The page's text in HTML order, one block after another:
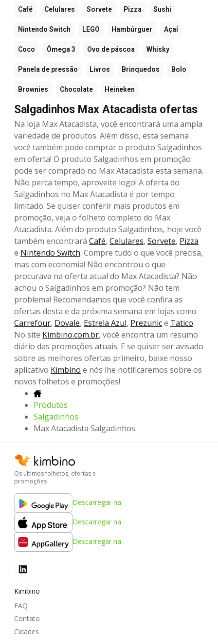
Café Celulares Sorvete Pizza Sushi
Nintendo Switch LEGO Hambúrguer Açaí
Coco Ômega 3 Ovo de páscoa Whisky
Panela de pressão Livros Brinquedos Bolo
Brownies Chocolate Heineken
Salgadinhos Max Atacadista ofertas
Na loja Max Atacadista, você encontrará uma ampla
variedade de produtos. Além disso, esta semana
você também pode comprar o produto Salgadinhos
em oferta! O produto Salgadinhos em promoção
pode ser comprado no Max Atacadista esta semana.
Não perca tempo, aproveite logo! A oferta do
Salgadinhos no Max Atacadista é por tempo
limitado. Se quiser conferir mais produtos em
promoção, veja o folheto completo do Max
Atacadista. Além do produto Salgadinhos, hoje você
também encontrará Café, Celulares, Sorvete, Pizza
e Nintendo Switch. Compre tudo o que você precisa,
mas com economia! Não encontrou o que
procurava na oferta atual do Max Atacadista? Não
achou o Salgadinhos em promoção? Não tem
problema! Recomendamos que você confira as
ofertas desta e da próxima semana em lojas como
Carrefour, Dovale, Estrela Azul, Prezunice Tatico.
No site Kimbino.com.br, você encontra um resumo
diário das promoções atuais. E se quiser ser avisado
sobre as melhores ofertas primeiro, baixe nosso
aplicativo Kimbino e nós lhe notificaremos sobre os
novos folhetos e promoções!
Produtos
Salgadinhos
Max Atacadista Salgadinhos
Os últimos folhetos, ofertas e
promoções
Descarregar na
Descarregar na
Descarregar na
Kimbino
FAQ
Contato
Cidades